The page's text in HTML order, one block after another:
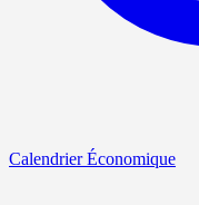
Calendrier Économique